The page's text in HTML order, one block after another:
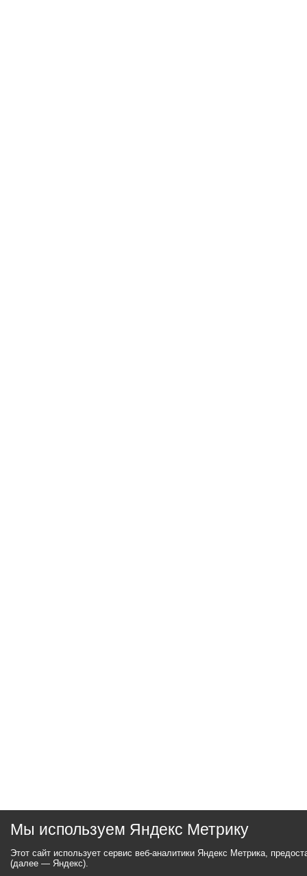
Мы используем Яндекс Метрику
Этот сайт использует сервис веб-аналитики Яндекс Метрика,
(далее — Яндекс).